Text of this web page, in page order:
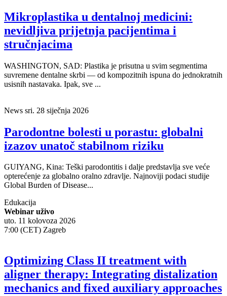
Mikroplastika u dentalnoj medicini:
nevidljiva prijetnja pacijentima i
stručnjacima
WASHINGTON, SAD: Plastika je prisutna u svim segmentima
suvremene dentalne skrbi — od kompozitnih ispuna do jednokratnih
usisnih nastavaka. Ipak, sve ...
News sri. 28 siječnja 2026
Parodontne bolesti u porastu: globalni
izazov unatoč stabilnom riziku
GUIYANG, Kina: Teški parodontitis i dalje predstavlja sve veće
opterećenje za globalno oralno zdravlje. Najnoviji podaci studije
Global Burden of Disease...
Edukacija
Webinar uživo
uto. 11 kolovoza 2026
7:00 (CET) Zagreb
Optimizing Class II treatment with
aligner therapy: Integrating distalization
mechanics and fixed auxiliary approaches